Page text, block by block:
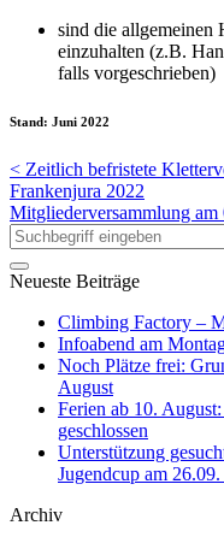
sind die allgemeinen
einzuhalten (z.B.
falls vorgeschrieben)
Stand: Juni 2022
< Zeitlich befristete
Frankenjura 2022
Mitgliederversammlung
Neueste Beiträge
Climbing Factory –
Infoabend am
Noch Plätze frei:
August
Ferien ab 10.
geschlossen
Unterstützung
Jugendcup am
Archiv